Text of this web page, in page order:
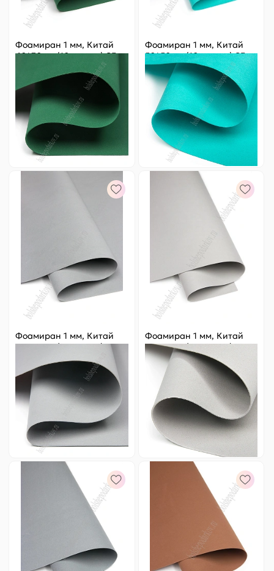
Фоамиран 1 мм, Китай
60*70 см (10 листов) SF-
5822, темно-зеленый
№1044
Цена за 24.8 ₽
Артикул: 805-249
248 ₽
Оптовая
- +
Фоамиран 1 мм, Китай
50*50 см (10 листов) SF-
3431, тиффани №1055
Цена заед.: 18.2 ₽
Артикул:
805-20
182 ₽
Оптовая
+
Фоамиран 1 мм, Китай
60*70 см (10 листов) SF-
Артикул: 805-197
Оптовая
+
Фоамиран 1 мм, Китай
50*50 см (10 листов) SF-
3431, светло-серый
Цена за 18.2 ₽
Артикул:
805-275
182 ₽
Оптовая
+